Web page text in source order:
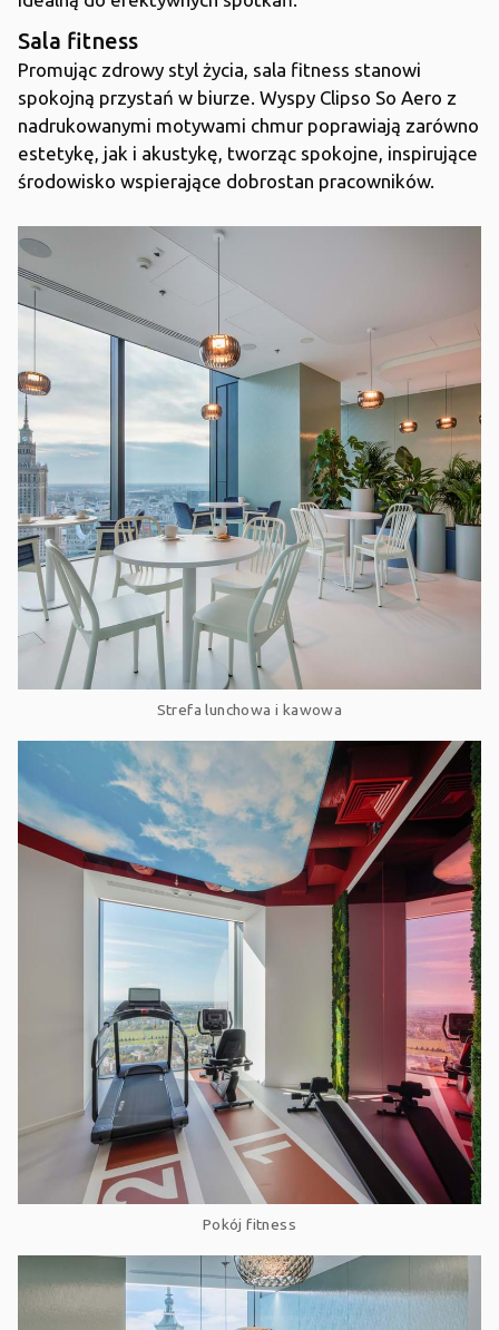
Sala fitness
Promując zdrowy styl życia, sala fitness stanowi
spokojną przystań w biurze. Wyspy Clipso So Aero z
nadrukowanymi motywami chmur poprawiają zarówno
estetykę, jak i akustykę, tworząc spokojne, inspirujące
środowisko wspierające dobrostan pracowników.
Strefa lunchowa i kawowa
Pokój fitness